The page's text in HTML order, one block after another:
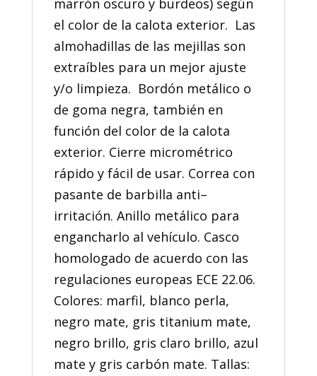
marrón oscuro y burdeos) según
el color de la calota exterior. Las
almohadillas de las mejillas son
extraíbles para un mejor ajuste
y/o limpieza. Bordón metálico o
de goma negra, también en
función del color de la calota
exterior. Cierre micrométrico
rápido y fácil de usar. Correa con
pasante de barbilla anti–
irritación. Anillo metálico para
engancharlo al vehículo. Casco
homologado de acuerdo con las
regulaciones europeas ECE 22.06.
Colores: marfil, blanco perla,
negro mate, gris titanium mate,
negro brillo, gris claro brillo, azul
mate y gris carbón mate. Tallas: